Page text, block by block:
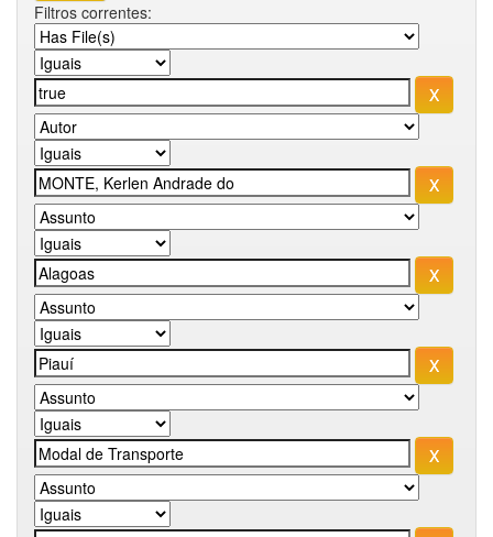
Filtros correntes: